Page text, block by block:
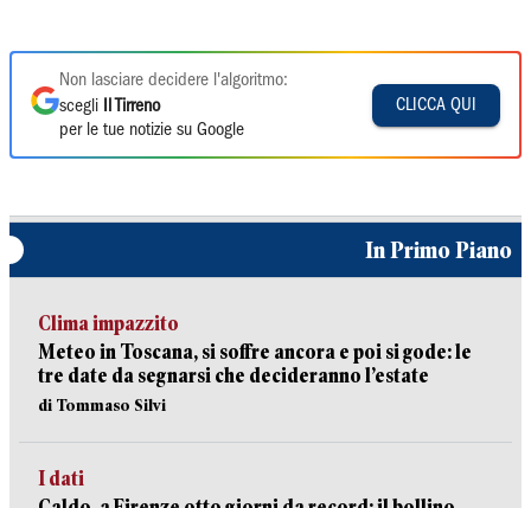
Non lasciare decidere l'algoritmo:
scegli
Il Tirreno
per le tue notizie su Google
CLICCA QUI
In Primo Piano
Clima impazzito
Meteo in Toscana, si soffre ancora e poi si gode: le
tre date da segnarsi che decideranno l’estate
di Tommaso Silvi
I dati